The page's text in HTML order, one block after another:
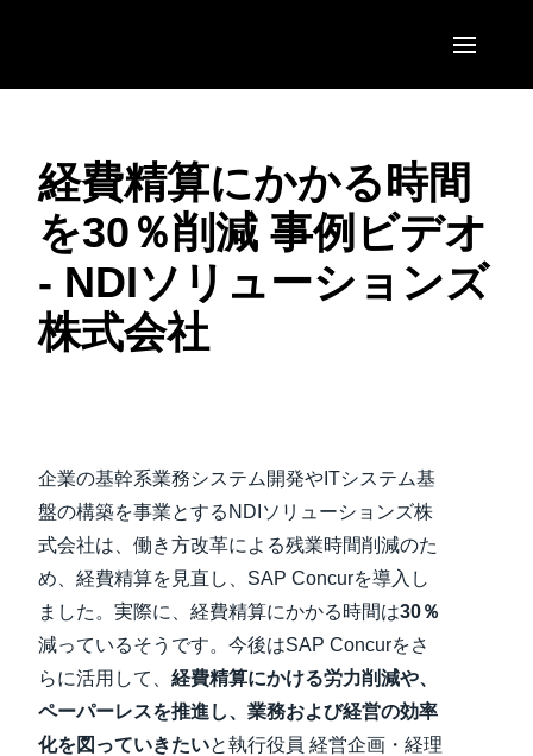
United States (English)
Canada (English)
Canada (Français)
EUROPE
United Kingdom (English)
France (Français)
Sweden (English)
Denmark (English)
Finland (English)
España (Español)
Norway (English)
ASIA PACIFIC
Australia (English)
経費精算にかかる時間
を30％削減 事例ビデオ
- NDIソリューションズ
株式会社
企業の基幹系業務システム開発やITシステム基
盤の構築を事業とするNDIソリューションズ株
式会社は、働き方改革による残業時間削減のた
め、経費精算を見直し、SAP Concurを導入し
ました。実際に、経費精算にかかる時間は30％
減っているそうです。今後はSAP Concurをさ
らに活用して、 経費精算にかける労力削減や、
ペーパーレスを推進し、業務および経営の効率
化を図っていきたいと執行役員 経営企画・経理